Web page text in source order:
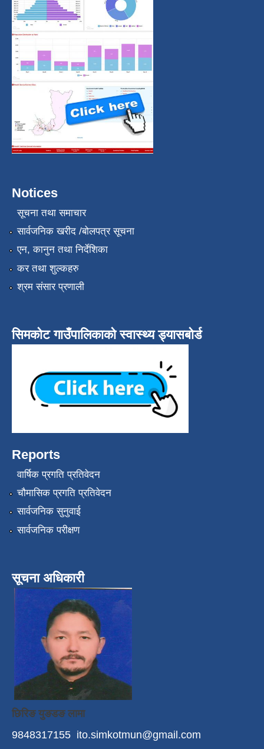
Notices
सूचना तथा समाचार
सार्वजनिक खरीद /बोलपत्र सूचना
एन, कानुन तथा निर्देशिका
कर तथा शुल्कहरु
श्रम संसार प्रणाली
सिमकोट गाउँपालिकाको स्वास्थ्य ड्यासबोर्ड
Reports
वार्षिक प्रगति प्रतिवेदन
चौमासिक प्रगति प्रतिवेदन
सार्वजनिक सुनुवाई
सार्वजनिक परीक्षण
सूचना अधिकारी
छिरिङ युङडङ लामा
9848317155 ito.simkotmun@gmail.com